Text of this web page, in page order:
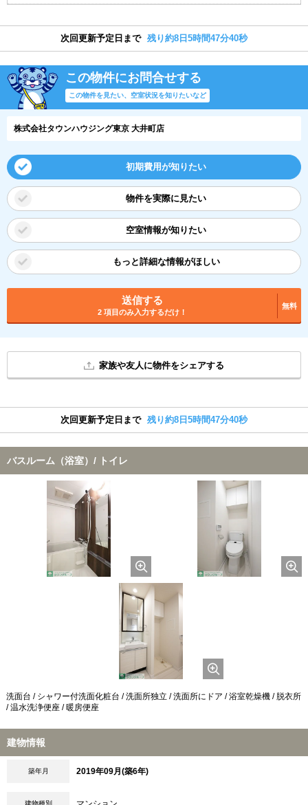
次回更新予定日まで 残り約8日5時間47分39秒
この物件にお問合せする
この物件を見たい、空室状況を知りたいなど
株式会社タウンハウジング東京 大井町店
初期費用が知りたい
物件を実際に見たい
空室情報が知りたい
もっと詳細な情報がほしい
送信する
2 項目のみ入力するだけ！
無料
家族や友人に物件をシェアする
次回更新予定日まで 残り約8日5時間47分39秒
バスルーム（浴室）/ トイレ
洗面台 / シャワー付洗面化粧台 / 洗面所独立 / 洗面所にドア / 浴室乾燥機 / 脱衣所
/ 温水洗浄便座 / 暖房便座
建物情報
築年月 2019年09月(築6年)
建物種別